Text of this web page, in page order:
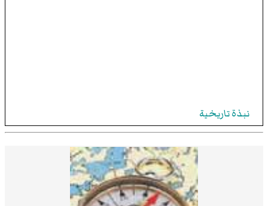
نبذة تاريخية